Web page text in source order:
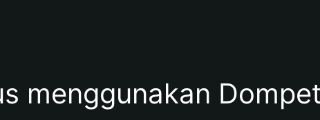
menggunakan